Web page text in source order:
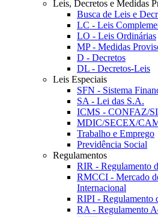
Leis, Decretos e Medidas
Busca de Leis e
LC - Leis
LO - Leis Ordinárias
MP - Medidas
D - Decretos
DL - Decretos-Leis
Leis Especiais
SFN - Sistema
SA - Lei das S.A.
ICMS - CONFAZ/
MDIC/SECEX/
Trabalho e Emprego
Previdência Social
Regulamentos
RIR - Regulamento
RMCCI - Mercado
Internacional
RIPI - Regulamento
RA - Regulamento